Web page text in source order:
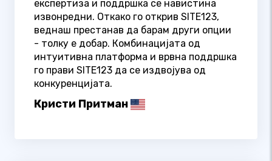
експертиза и поддршка се навистина
извонредни. Откако го открив SITE123,
веднаш престанав да барам други опции
- толку е добар. Комбинацијата од
интуитивна платформа и врвна поддршка
го прави SITE123 да се издвојува од
конкуренцијата.
Кристи Притман